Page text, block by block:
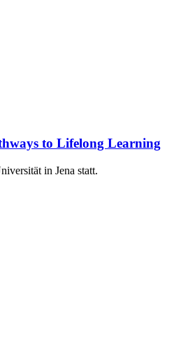
to Lifelong Learning
in Jena statt.